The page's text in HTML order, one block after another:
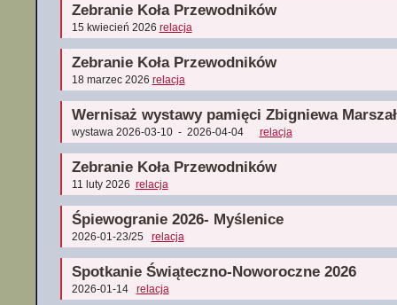
Zebranie Koła Przewodników
15 kwiecień 2026 relacja
Zebranie Koła Przewodników
18 marzec 2026 relacja
Wernisaż wystawy pamięci Zbigniewa
wystawa 2026-03-10 - 2026-04-04 relacja
Zebranie Koła Przewodników
11 luty 2026 relacja
Śpiewogranie 2026- Myślenice
2026-01-23/25 relacja
Spotkanie Świąteczno-Noworoczne 2026
2026-01-14 relacja